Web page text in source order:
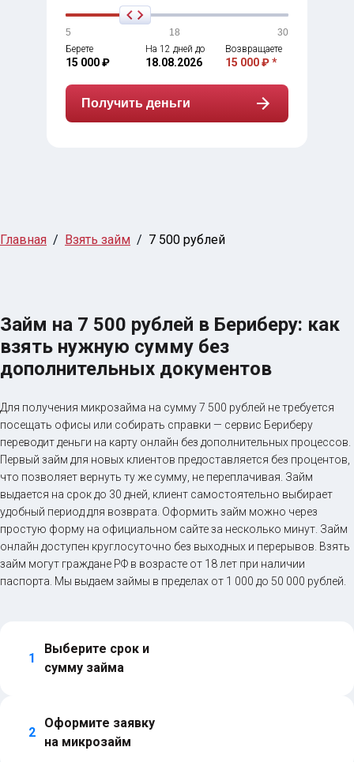
5 18
30
Берете
15 000 ₽
На 12 дней до
18.08.2026
Возвращаете
15 000 ₽ *
Получить деньги
Главная Взять займ 7 500 рублей
Займ на 7 500 рублей в Бериберу: как
взять нужную сумму без
дополнительных документов
Для получения микрозайма на сумму 7 500 рублей не требуется
посещать офисы или собирать справки — сервис Бериберу
переводит деньги на карту онлайн без дополнительных процессов.
Первый займ для новых клиентов предоставляется без процентов,
что позволяет вернуть ту же сумму, не переплачивая. Займ
выдается на срок до 30 дней, клиент самостоятельно выбирает
удобный период для возврата. Оформить займ можно через
простую форму на официальном сайте за несколько минут. Займ
онлайн доступен круглосуточно без выходных и перерывов. Взять
займ могут граждане РФ в возрасте от 18 лет при наличии
паспорта. Мы выдаем займы в пределах от 1 000 до 50 000 рублей.
1
Выберите срок и
сумму займа
2
Оформите заявку
на микрозайм